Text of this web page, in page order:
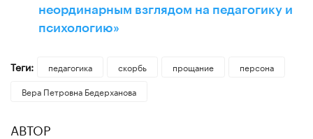
неординарным взглядом на педагогику и
психологию»
Теги: педагогика скорбь прощание
персона
Вера Петровна Бедерханова
АВТОР